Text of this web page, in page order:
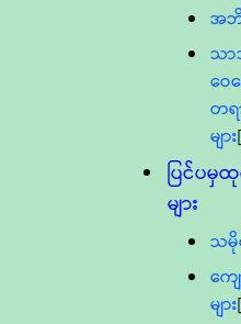
အဘိ
သာ
ဝေ
တရ
များ
ပြင်ပမှ
များ
သမို
ကျ
များ